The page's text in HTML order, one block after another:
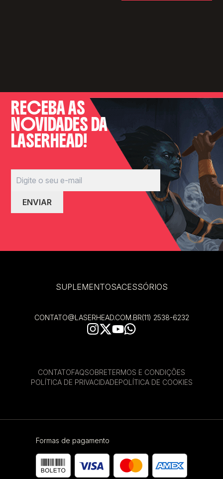
RECEBA AS
NOVIDADES DA
LASERHEAD!
SUPLEMENTOSACESSÓRIOS
CONTATO@LASERHEAD.COM.BR(11) 2538-6232
CONTATOFAQSOBRETERMOS E CONDIÇÕES
POLÍTICA DE PRIVACIDADEPOLÍTICA DE COOKIES
Formas de pagamento